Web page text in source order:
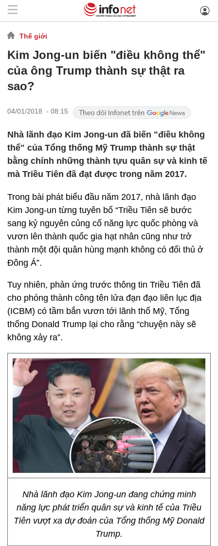
Thế giới
Kim Jong-un biến "điều không thể"
của ông Trump thành sự thật ra
sao?
04/01/2018 - 08:15
Nhà lãnh đạo Kim Jong-un đã biến "điều không
thể" của Tổng thống Mỹ Trump thành sự thật
bằng chính những thành tựu quân sự và kinh tế
mà Triều Tiên đã đạt được trong năm 2017.
Trong bài phát biểu đầu năm 2017, nhà lãnh đạo
Kim Jong-un từng tuyên bố “Triều Tiên sẽ bước
sang kỷ nguyên củng cố năng lực quốc phòng và
vươn lên thành quốc gia hạt nhân cũng như trở
thành một đội quân hùng mạnh không có đối thủ ở
Đông Á”.
Tuy nhiên, phản ứng trước thông tin Triều Tiên đã
cho phóng thành công tên lửa đạn đạo liên lục địa
(ICBM) có tầm bắn vươn tới lãnh thổ Mỹ, Tổng
thống Donald Trump lại cho rằng “chuyện này sẽ
không xảy ra”.
Nhà lãnh đạo Kim Jong-un đang chứng minh
năng lực phát triển quân sự và kinh tế của Triều
Tiên vượt xa dự đoán của Tổng thống Mỹ Donald
Trump.